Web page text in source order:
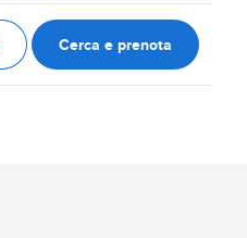
Cerca e prenota